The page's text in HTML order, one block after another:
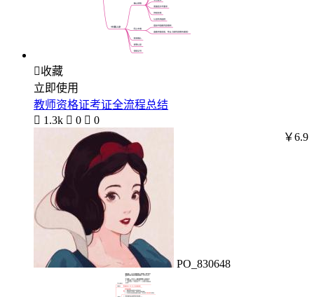
收藏
立即使用
教师资格证考证全流程总结
 1.3k  0  0
PO_830648
￥6.9